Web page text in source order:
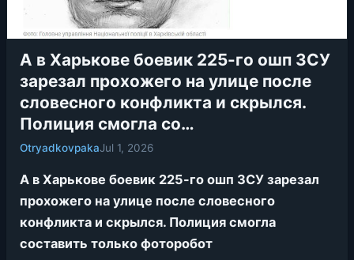
А в Харькове боевик 225-го ошп ЗСУ
зарезал прохожего на улице после
словесного конфликта и скрылся.
Полиция смогла со…
OtryadkovpakaJul 1, 2026
А в Харькове боевик 225-го ошп ЗСУ зарезал
прохожего на улице после словесного
конфликта и скрылся. Полиция смогла
составить только фоторобот